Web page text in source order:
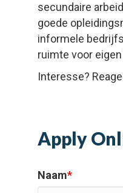
secundaire
goede
informele
ruimte voor
Interesse?
Apply
Naam*